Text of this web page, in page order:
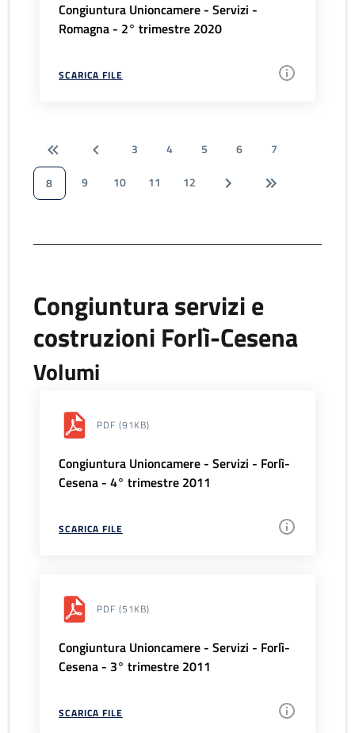
Congiuntura Unioncamere - Servizi -
Romagna - 2° trimestre 2020
SCARICA FILE
3 4 5 6
7
8
9 10 11 12
Congiuntura servizi e
costruzioni Forlì-Cesena
Volumi
PDF (91KB)
Congiuntura Unioncamere - Servizi - Forlì-
Cesena - 4° trimestre 2011
SCARICA FILE
PDF (51KB)
Congiuntura Unioncamere - Servizi - Forlì-
Cesena - 3° trimestre 2011
SCARICA FILE